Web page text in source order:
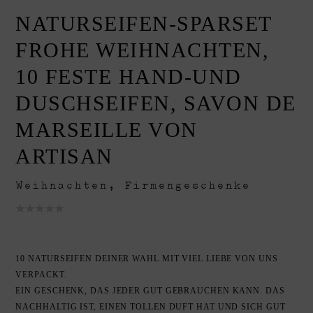
NATURSEIFEN-SPARSET
FROHE WEIHNACHTEN,
10 FESTE HAND-UND
DUSCHSEIFEN, SAVON DE
MARSEILLE VON
ARTISAN
Weihnachten , Firmengeschenke
10 NATURSEIFEN DEINER WAHL MIT VIEL LIEBE VON UNS
VERPACKT.
EIN GESCHENK, DAS JEDER GUT GEBRAUCHEN KANN. DAS
NACHHALTIG IST, EINEN TOLLEN DUFT HAT UND SICH GUT